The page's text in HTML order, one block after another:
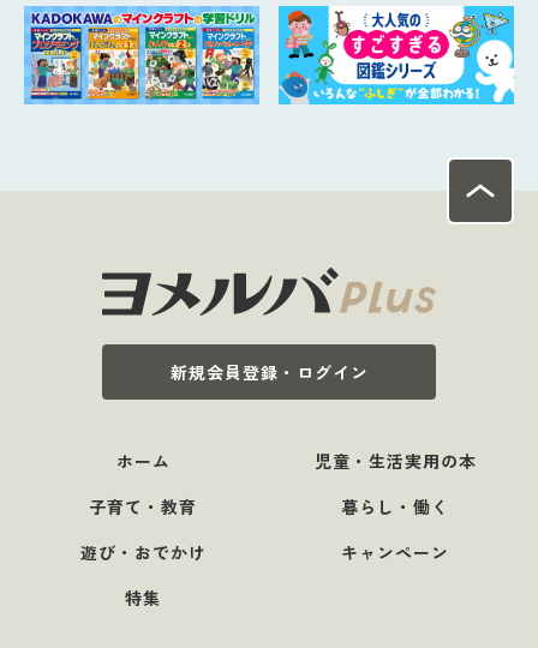
新規会員登録・ログイン
ホーム
児童・生活実用の本
子育て・教育
暮らし・働く
遊び・おでかけ
キャンペーン
特集